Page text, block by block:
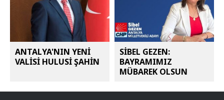
ANTALYA'NIN YENİ
VALİSİ HULUSİ ŞAHİN
SİBEL GEZEN:
BAYRAMIMIZ
MÜBAREK OLSUN